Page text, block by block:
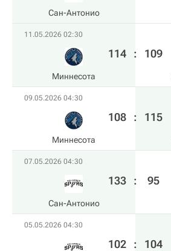
Сан-Антонио
11.05.2026 02:30
Миннесота
114 : 109
09.05.2026 04:30
Миннесота
108 : 115
07.05.2026 04:30
Сан-Антонио
133 : 95
05.05.2026 04:30
102 : 104